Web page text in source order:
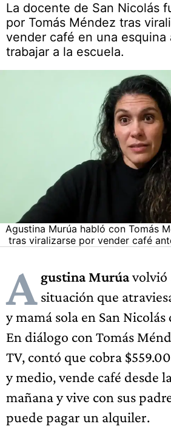
La docente de San Nicolás
por Tomás Méndez tras
vender café en una esquina
trabajar a la escuela.
Agustina Murúa habló con Tomás
tras viralizarse por vender café
A gustina Murúavolvió
situación que
y mamá sola en San
En diálogo con Tomás
TV, contó que cobra
y medio, vende café desde
mañana y vive con sus
puede pagar un alquiler.